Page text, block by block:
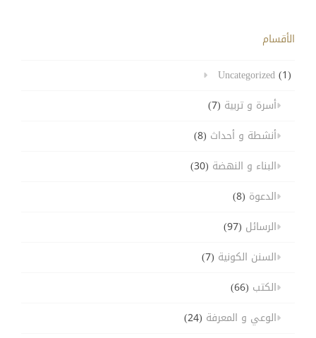
الأقسام
Uncategorized(1)
أسرة و تربية (7)
أنشطة و أحداث (8)
البناء و النهضة (30)
الدعوة (8)
الرسائل (97)
السنن الكونية (7)
الكتب (66)
الوعي و المعرفة (24)